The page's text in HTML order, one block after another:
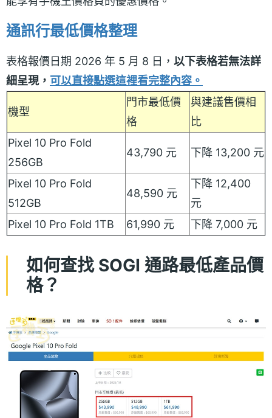
通訊行最低價格整理
表格報價日期 2026 年 5 月 8 日， 以下表格若無法詳
細呈現， 可以直接點選這裡看完整內容。
機型
門市最低價
格
與建議售價相
比
Pixel 10 Pro Fold
256GB
43,790 元 下降 13,200 元
Pixel 10 Pro Fold
512GB
48,590 元
下降 12,400
元
Pixel 10 Pro Fold 1TB
61,990 元 下降 7,000 元
如何查找 SOGI 通路最低產品價
格？